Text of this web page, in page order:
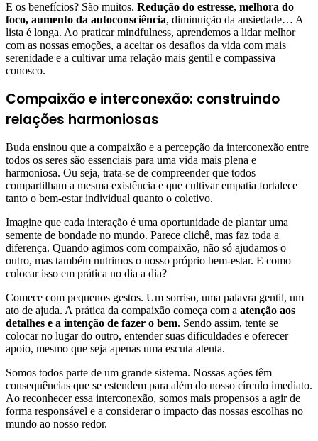
E os benefícios? São muitos. Redução do estresse, melhora do
foco, aumento da autoconsciência, diminuição da ansiedade… A
lista é longa. Ao praticar mindfulness, aprendemos a lidar melhor
com as nossas emoções, a aceitar os desafios da vida com mais
serenidade e a cultivar uma relação mais gentil e compassiva
conosco.
Compaixão e interconexão: construindo
relações harmoniosas
Buda ensinou que a compaixão e a percepção da interconexão entre
todos os seres são essenciais para uma vida mais plena e
harmoniosa. Ou seja, trata-se de compreender que todos
compartilham a mesma existência e que cultivar empatia fortalece
tanto o bem-estar individual quanto o coletivo.
Imagine que cada interação é uma oportunidade de plantar uma
semente de bondade no mundo. Parece clichê, mas faz toda a
diferença. Quando agimos com compaixão, não só ajudamos o
outro, mas também nutrimos o nosso próprio bem-estar. E como
colocar isso em prática no dia a dia?
Comece com pequenos gestos. Um sorriso, uma palavra gentil, um
ato de ajuda. A prática da compaixão começa com a atenção aos
detalhes e a intenção de fazer o bem. Sendo assim, tente se
colocar no lugar do outro, entender suas dificuldades e oferecer
apoio, mesmo que seja apenas uma escuta atenta.
Somos todos parte de um grande sistema. Nossas ações têm
consequências que se estendem para além do nosso círculo imediato.
Ao reconhecer essa interconexão, somos mais propensos a agir de
forma responsável e a considerar o impacto das nossas escolhas no
mundo ao nosso redor.